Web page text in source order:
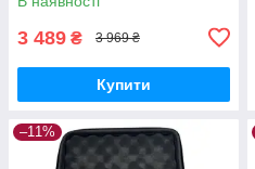
3 489 ₴ 3 969 ₴
Купити
–11%